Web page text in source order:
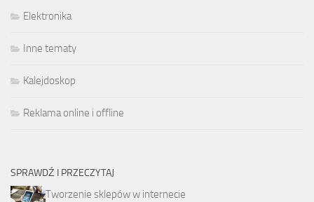
Elektronika
Inne tematy
Kalejdoskop
Reklama online i offline
SPRAWDŹ I PRZECZYTAJ
Tworzenie sklepów w internecie